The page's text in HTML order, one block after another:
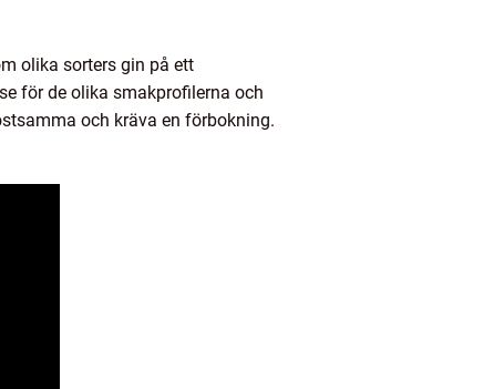
olika sorters gin på ett
för de olika smakprofilerna och
och kräva en förbokning.